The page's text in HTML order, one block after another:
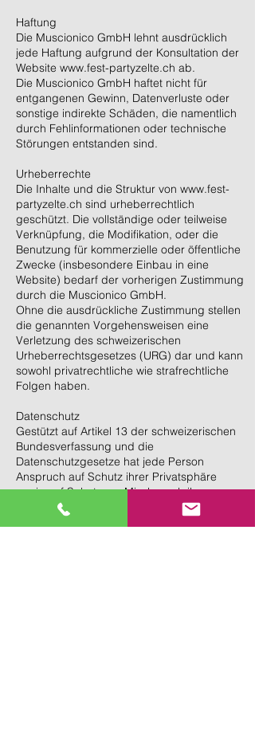
Haftung
Die Muscionico GmbH lehnt ausdrücklich
jede Haftung aufgrund der Konsultation der
Website www.fest-partyzelte.ch ab.
Die Muscionico GmbH haftet nicht für
entgangenen Gewinn, Datenverluste oder
sonstige indirekte Schäden, die namentlich
durch Fehlinformationen oder technische
Störungen entstanden sind.
Urheberrechte
Die Inhalte und die Struktur von www.fest-
partyzelte.ch sind urheberrechtlich
geschützt. Die vollständige oder teilweise
Verknüpfung, die Modifikation, oder die
Benutzung für kommerzielle oder öffentliche
Zwecke (insbesondere Einbau in eine
Website) bedarf der vorherigen Zustimmung
durch die Muscionico GmbH.
Ohne die ausdrückliche Zustimmung stellen
die genannten Vorgehensweisen eine
Verletzung des schweizerischen
Urheberrechtsgesetzes (URG) dar und kann
sowohl privatrechtliche wie strafrechtliche
Folgen haben.
Datenschutz
Gestützt auf Artikel 13 der schweizerischen
Bundesverfassung und die
Datenschutzgesetze hat jede Person
Anspruch auf Schutz ihrer Privatsphäre
sowie auf Schutz vor Missbrauch ihrer
persönlichen Daten. Diese Bestimmungen